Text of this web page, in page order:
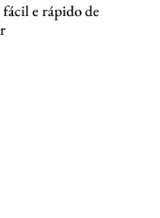
e rápido de